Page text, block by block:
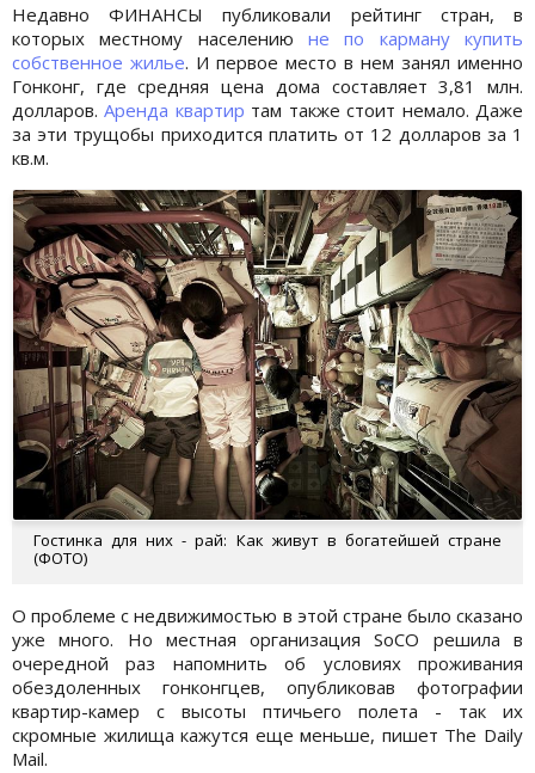
Недавно ФИНАНСЫ публиковали рейтинг стран, в
которых местному населению не по карману купить
собственное жилье. И первое место в нем занял именно
Гонконг, где средняя цена дома составляет 3,81 млн.
долларов.Аренда квартир там также стоит немало. Даже
за эти трущобы приходится платить от 12 долларов за 1
кв.м.
Гостинка для них - рай: Как живут в богатейшей стране
(ФОТО)
О проблеме с недвижимостью в этой стране было сказано
уже много. Но местная организация SoCO решила в
очередной раз напомнить об условиях проживания
обездоленных гонконгцев, опубликовав фотографии
квартир-камер с высоты птичьего полета - так их
скромные жилища кажутся еще меньше, пишет The Daily
Mail.